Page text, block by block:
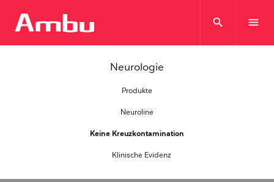
search menu
Neurologie
Produkte
Neuroline
Keine Kreuzkontamination
Klinische Evidenz